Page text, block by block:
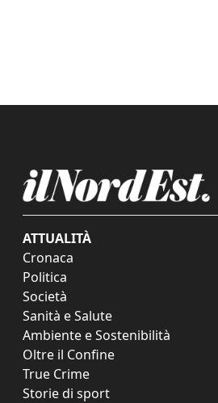
ATTUALITÀ
Cronaca
Politica
Società
Sanità e Salute
Ambiente e Sostenibilità
Oltre il Confine
True Crime
Storie di sport